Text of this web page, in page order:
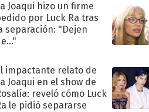
Joaqui hizo un firme
por Luck Ra tras
separación: "Dejen
impactante relato de
Joaqui en el show de
reveló cómo Luck
le pidió separarse